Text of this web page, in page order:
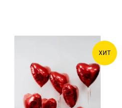
ХИТ